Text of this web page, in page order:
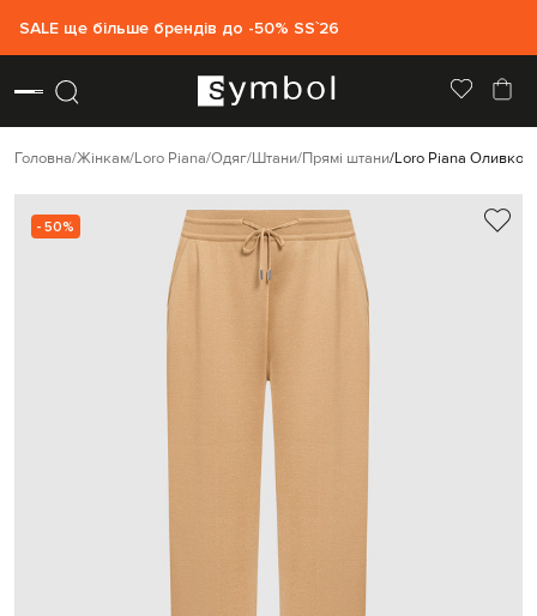
SALE ще більше брендів до -50% SS`26
Головна Жінкам Loro Piana Одяг Штани Прямі штани Loro Piana
- 50%